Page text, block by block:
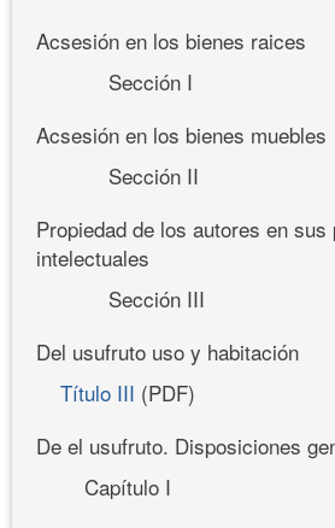
Acsesión en los bienes raices
Sección I
Acsesión en los bienes muebles
Sección II
Propiedad de los autores en sus
intelectuales
Sección III
Del usufruto uso y habitación
Título III (PDF)
De el usufruto. Disposiciones
Capítulo I